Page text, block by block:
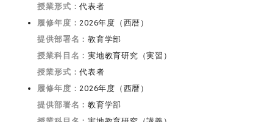
授業形式：代表者
履修年度：2026年度（西暦）
提供部署名：教育学部
授業科目名：実地教育研究（実習）
授業形式：代表者
履修年度：2026年度（西暦）
提供部署名：教育学部